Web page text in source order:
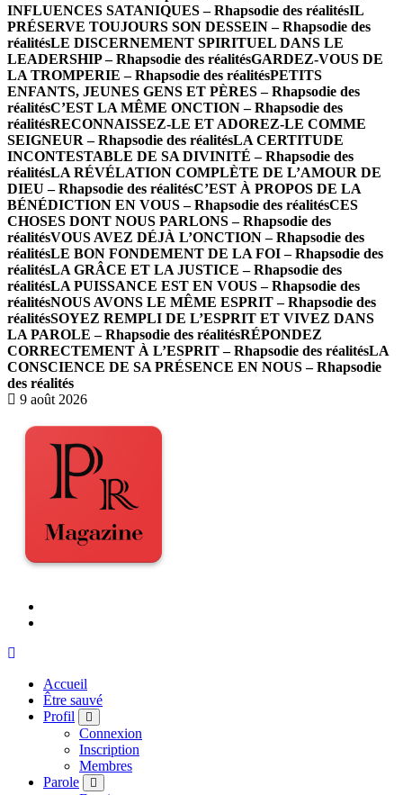
INFLUENCES SATANIQUES – Rhapsodie des réalitésIL
PRÉSERVE TOUJOURS SON DESSEIN – Rhapsodie des
réalitésLE DISCERNEMENT SPIRITUEL DANS LE
LEADERSHIP – Rhapsodie des réalitésGARDEZ-VOUS DE
LA TROMPERIE – Rhapsodie des réalitésPETITS
ENFANTS, JEUNES GENS ET PÈRES – Rhapsodie des
réalitésC’EST LA MÊME ONCTION – Rhapsodie des
réalitésRECONNAISSEZ-LE ET ADOREZ-LE COMME
SEIGNEUR – Rhapsodie des réalitésLA CERTITUDE
INCONTESTABLE DE SA DIVINITÉ – Rhapsodie des
réalitésLA RÉVÉLATION COMPLÈTE DE L’AMOUR DE
DIEU – Rhapsodie des réalitésC’EST À PROPOS DE LA
BÉNÉDICTION EN VOUS – Rhapsodie des réalitésCES
CHOSES DONT NOUS PARLONS – Rhapsodie des
réalitésVOUS AVEZ DÉJÀ L’ONCTION – Rhapsodie des
réalitésLE BON FONDEMENT DE LA FOI – Rhapsodie des
réalitésLA GRÂCE ET LA JUSTICE – Rhapsodie des
réalitésLA PUISSANCE EST EN VOUS – Rhapsodie des
réalitésNOUS AVONS LE MÊME ESPRIT – Rhapsodie des
réalitésSOYEZ REMPLI DE L’ESPRIT ET VIVEZ DANS
LA PAROLE – Rhapsodie des réalitésRÉPONDEZ
CORRECTEMENT À L’ESPRIT – Rhapsodie des réalitésLA
CONSCIENCE DE SA PRÉSENCE EN NOUS – Rhapsodie
des réalités
9 août 2026
Accueil
Être sauvé
Profil
Connexion
Inscription
Membres
Parole